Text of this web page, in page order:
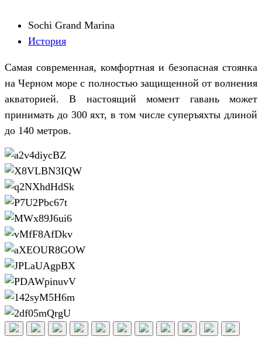
Sochi Grand Marina
История
Cамая современная, комфортная и безопасная стоянка
на Черном море с полностью защищенной от волнения
акваторией. В настоящий момент гавань может
принимать до 300 яхт, в том числе суперъяхты длиной
до 140 метров.